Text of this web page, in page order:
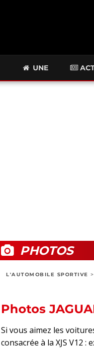
UNE
PHOTOS
L'AUTOMOBILE SPORTIVE >
Photos
Si vous aimez les
consacrée à la XJS V12